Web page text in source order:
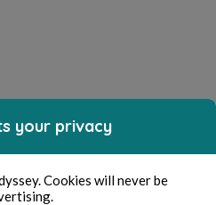
your privacy
Cookies will never be